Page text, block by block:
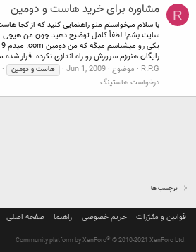
R مشاوره برای خرید هاست و دومین
با سلام میخواستم منو راهنمایی کنید که از کجا
سایت بشم! لطفاً کامل توضیح دهید چون من هیچی
رایگان.هنوزم سرورش رو راه اندازی نکرده. قرار شده من 9 هزار تومن
R.P.G
موضوع Jun 1, 2009 هاست و دومین
درخواست هاستينگ
برچسب ها
قوانین و مقرّرات حریم خصوصی راهنما صفحه اصلی
Community platform by XenForo® © 2010-2021 XenForo Ltd.